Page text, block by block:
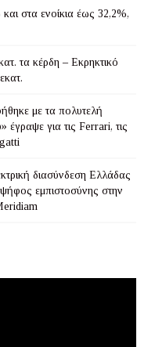
στα ενοίκια έως 32,2%,
τα κέρδη – Εκρηκτικό
με τα πολυτελή
έγραψε για τις Ferrari, τις
διασύνδεση Ελλάδας
εμπιστοσύνης στην